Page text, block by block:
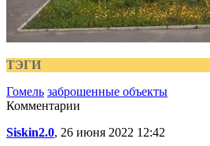
ТЭГИ
Гомель заброшенные объекты
Комментарии
Siskin2.0, 26 июня 2022 12:42